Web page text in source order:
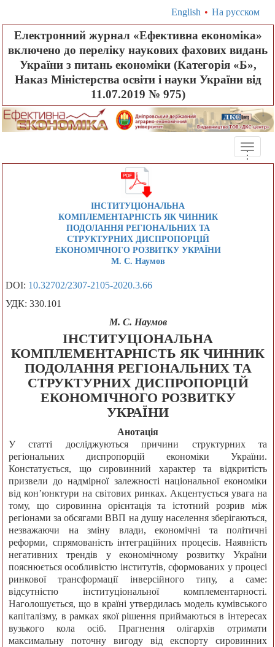
English • На русском
Електронний журнал «Ефективна економіка»
включено до переліку наукових фахових видань
України з питань економіки (Категорія «Б»,
Наказ Міністерства освіти і науки України від
11.07.2019 № 975)
Toggle
...
ІНСТИТУЦІОНАЛЬНА
КОМПЛЕМЕНТАРНІСТЬ ЯК ЧИННИК
ПОДОЛАННЯ РЕГІОНАЛЬНИХ ТА
СТРУКТУРНИХ ДИСПРОПОРЦІЙ
ЕКОНОМІЧНОГО РОЗВИТКУ УКРАЇНИ
М. С. Наумов
DOI: 10.32702/2307-2105-2020.3.66
УДК: 330.101
М. С. Наумов
ІНСТИТУЦІОНАЛЬНА
КОМПЛЕМЕНТАРНІСТЬ ЯК ЧИННИК
ПОДОЛАННЯ РЕГІОНАЛЬНИХ ТА
СТРУКТУРНИХ ДИСПРОПОРЦІЙ
ЕКОНОМІЧНОГО РОЗВИТКУ
УКРАЇНИ
Анотація
У статті досліджуються причини структурних та
регіональних диспропорцій економіки України.
Констатується, що сировинний характер та відкритість
призвели до надмірної залежності національної економіки
від кон’юнктури на світових ринках. Акцентується увага на
тому, що сировинна орієнтація та істотний розрив між
регіонами за обсягами ВВП на душу населення зберігаються,
незважаючи на зміну влади, економічні та політичні
реформи, спрямованість інтеграційних процесів. Наявність
негативних трендів у економічному розвитку України
пояснюється особливістю інститутів, сформованих у процесі
ринкової трансформації інверсійного типу, а саме:
відсутністю інституціональної комплементарності.
Наголошується, що в країні утвердилась модель кумівського
капіталізму, в рамках якої рішення приймаються в інтересах
вузького кола осіб. Прагнення олігархів отримати
максимальну поточну вигоду від експорту сировинних